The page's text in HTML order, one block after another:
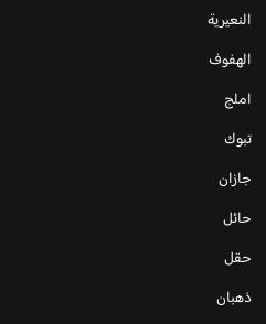
النعيرية
الهفوف
املج
تبوك
جازان
حائل
حقل
ذهبان